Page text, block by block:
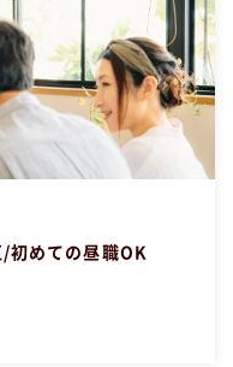
初めての昼職OK